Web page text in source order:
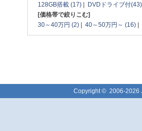
128GB搭載 (17)
DVDドライブ付(43)
[価格帯で絞りこむ]
30～40万円 (2)
40～50万円～ (16)
Copyright © 2006-2026